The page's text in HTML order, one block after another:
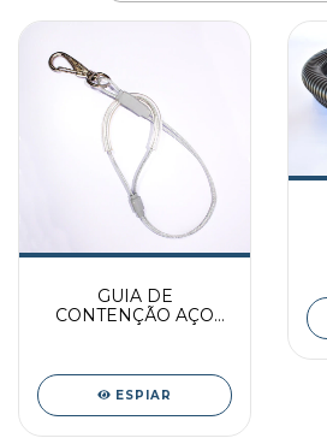
GUIA DE
CONTENÇÃO AÇO
ESPIAR